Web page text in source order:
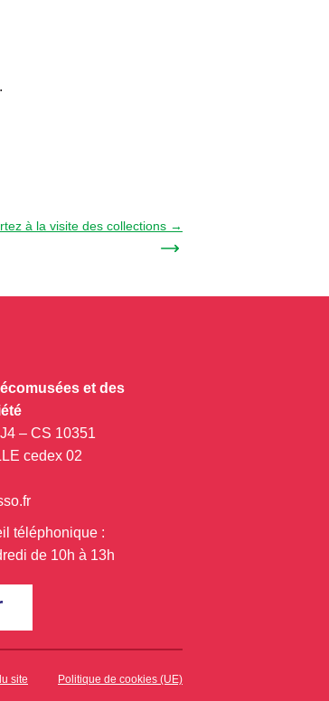
à la visite des collections →
et des
– CS 10351
cedex 02
téléphonique :
de 10h à 13h
site Politique de cookies (UE)